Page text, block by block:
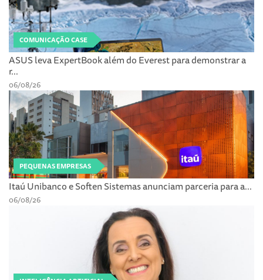
COMUNICAÇÃO CASE
ASUS leva ExpertBook além do Everest para demonstrar a
r...
06/08/26
PEQUENAS EMPRESAS
Itaú Unibanco e Soften Sistemas anunciam parceria para a...
06/08/26